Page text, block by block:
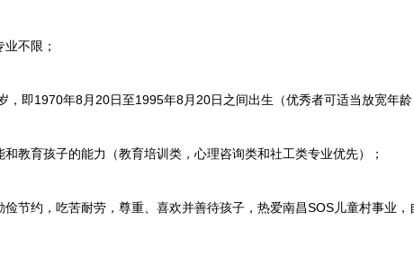
不限；
1970年8月20日至1995年8月20日之间出生（优秀者可适当放宽年龄
育孩子的能力（教育培训类，心理咨询类和社工类专业优先）；
约，吃苦耐劳，尊重、喜欢并善待孩子，热爱南昌SOS儿童村事业，